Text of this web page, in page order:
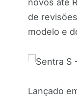
novos até
de
modelo e
Lançado